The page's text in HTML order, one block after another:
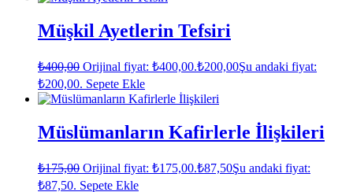
Müşkil Ayetlerin Tefsiri
₺400,00 Orijinal fiyat: ₺400,00.₺200,00Şu andaki fiyat:
₺200,00. Sepete Ekle
Müslümanların Kafirlerle İlişkileri
₺175,00 Orijinal fiyat: ₺175,00.₺87,50Şu andaki fiyat:
₺87,50. Sepete Ekle